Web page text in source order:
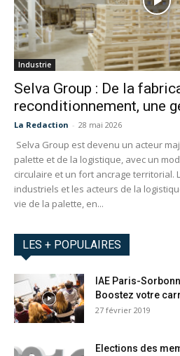
Industrie
Selva Group : De la
reconditionnement, une
La Redaction - 28 mai 2026
Selva Group est devenu un acteur
palette et de la logistique, avec un
circulaire et un fort ancrage territorial.
industriels et les acteurs de la
vie de la palette, en...
LES + POPULAIRES
IAE Paris-
Boostez votre
27 février 2019
Elections des